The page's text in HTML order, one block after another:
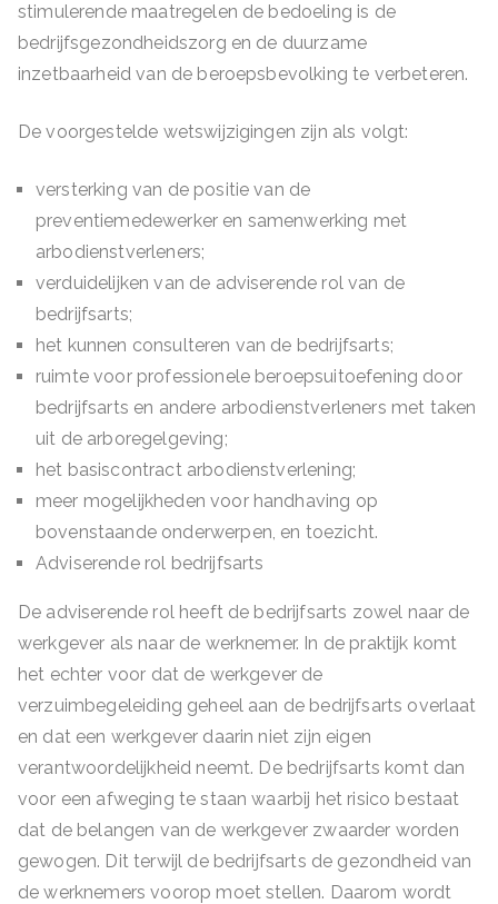
stimulerende maatregelen de bedoeling is de
bedrijfsgezondheidszorg en de duurzame
inzetbaarheid van de beroepsbevolking te verbeteren.
De voorgestelde wetswijzigingen zijn als volgt:
versterking van de positie van de
preventiemedewerker en samenwerking met
arbodienstverleners;
verduidelijken van de adviserende rol van de
bedrijfsarts;
het kunnen consulteren van de bedrijfsarts;
ruimte voor professionele beroepsuitoefening door
bedrijfsarts en andere arbodienstverleners met taken
uit de arboregelgeving;
het basiscontract arbodienstverlening;
meer mogelijkheden voor handhaving op
bovenstaande onderwerpen, en toezicht.
Adviserende rol bedrijfsarts
De adviserende rol heeft de bedrijfsarts zowel naar de
werkgever als naar de werknemer. In de praktijk komt
het echter voor dat de werkgever de
verzuimbegeleiding geheel aan de bedrijfsarts overlaat
en dat een werkgever daarin niet zijn eigen
verantwoordelijkheid neemt. De bedrijfsarts komt dan
voor een afweging te staan waarbij het risico bestaat
dat de belangen van de werkgever zwaarder worden
gewogen. Dit terwijl de bedrijfsarts de gezondheid van
de werknemers voorop moet stellen. Daarom wordt